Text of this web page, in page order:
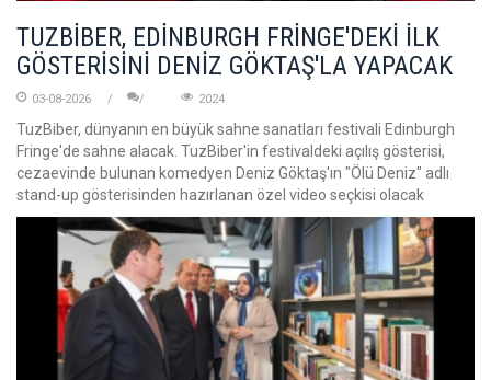
TUZBİBER, EDİNBURGH FRİNGE'DEKİ İLK
GÖSTERİSİNİ DENİZ GÖKTAŞ'LA YAPACAK
03-08-2026 2024
TuzBiber, dünyanın en büyük sahne sanatları festivali Edinburgh
Fringe'de sahne alacak. TuzBiber'in festivaldeki açılış gösterisi,
cezaevinde bulunan komedyen Deniz Göktaş'ın "Ölü Deniz" adlı
stand-up gösterisinden hazırlanan özel video seçkisi olacak